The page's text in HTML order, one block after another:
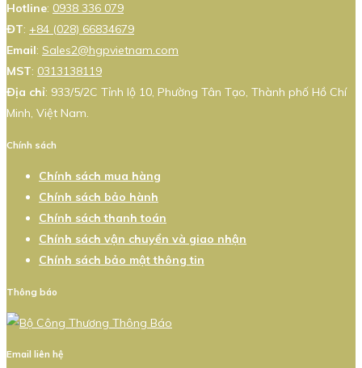
Hotline: 0938 336 079
ĐT: +84 (028) 66834679
Email: Sales2@hgpvietnam.com
MST: 0313138119
Địa chỉ: 933/5/2C Tỉnh lộ 10, Phường Tân Tạo, Thành phố Hồ Chí
Minh, Việt Nam.
Chính sách
Chính sách mua hàng
Chính sách bảo hành
Chính sách thanh toán
Chính sách vận chuyển và giao nhận
Chính sách bảo mật thông tin
Thông báo
Email liên hệ